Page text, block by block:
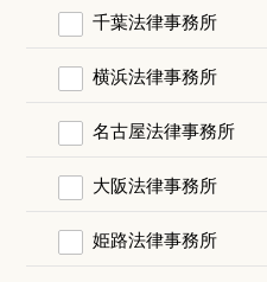
千葉法律事務所
横浜法律事務所
名古屋法律事務所
大阪法律事務所
姫路法律事務所